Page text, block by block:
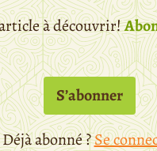
article à découvrir!
S’abonner
Déjà abonné ?Se